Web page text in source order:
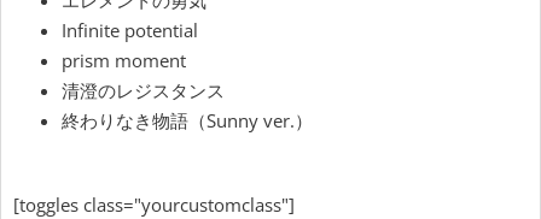
Infinite potential
prism moment
清澄のレジスタンス
終わりなき物語（Sunny ver.）
[toggles class="yourcustomclass"]